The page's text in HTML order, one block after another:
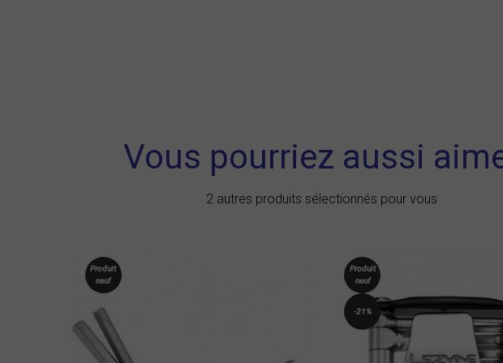
Vous pourriez aussi
2 autres produits sélectionnés pour vous
Produit
neuf
Produit
neuf
-21%